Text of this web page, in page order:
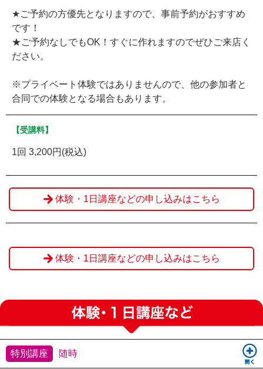
★ご予約の方優先となりますので、事前予約がおすすめ
です！
★ご予約なしでもOK！すぐに作れますのでぜひご来店く
ださい。
※プライベート体験ではありませんので、他の参加者と
合同での体験となる場合もあります。
【受講料】
1回 3,200円(税込)
体験・1日講座などの申し込みはこちら
体験・1日講座などの申し込みはこちら
特別講座 随時